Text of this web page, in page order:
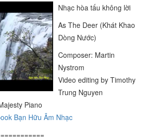
Nhạc hòa tấu không lời
As The Deer (Khát Khao
Dòng Nước)
Composer: Martin
Nystrom
Video editing by Timothy
Trung Nguyen
Piano
Bạn Hữu Âm Nhạc